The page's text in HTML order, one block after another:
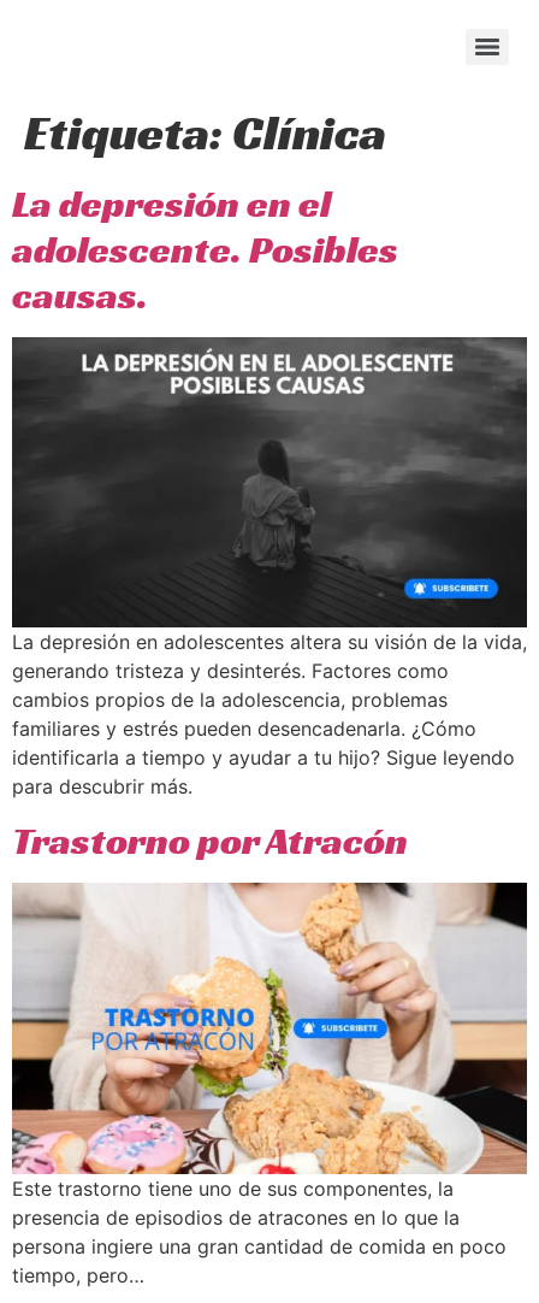
Etiqueta: Clínica
La depresión en el
adolescente. Posibles
causas.
La depresión en adolescentes altera su visión de la vida,
generando tristeza y desinterés. Factores como
cambios propios de la adolescencia, problemas
familiares y estrés pueden desencadenarla. ¿Cómo
identificarla a tiempo y ayudar a tu hijo? Sigue leyendo
para descubrir más.
Trastorno por Atracón
Este trastorno tiene uno de sus componentes, la
presencia de episodios de atracones en lo que la
persona ingiere una gran cantidad de comida en poco
tiempo, pero…